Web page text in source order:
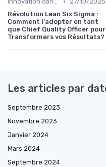
Révolution Lean Six Sigma :
Comment l'adopter en tant
que Chief Quality Officer pour
Transformers vos Résultats?
Les articles par
Septembre 2023
Novembre 2023
Janvier 2024
Mars 2024
Septembre 2024